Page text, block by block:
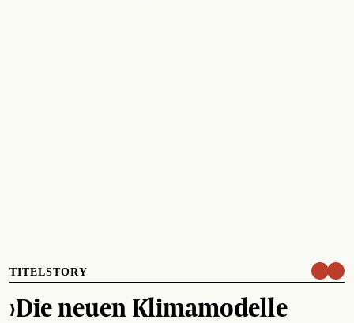
TITELSTORY
›Die neuen Klimamodelle